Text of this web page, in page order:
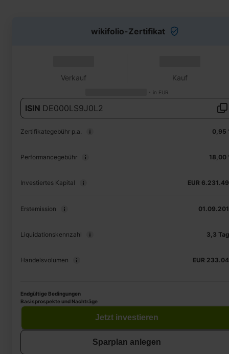
wikifolio-Zertifikat
Verkauf Kauf
in EUR
ISIN DE000LS9J0L2
Zertifikategebühr p.a. 0,95
Performancegebühr 18,00
Investiertes Kapital EUR
Erstemission
Liquidationskennzahl 3,3
Handelsvolumen EUR
Endgültige Bedingungen
Basisprospekte und Nachträge
Jetzt investieren
Sparplan anlegen